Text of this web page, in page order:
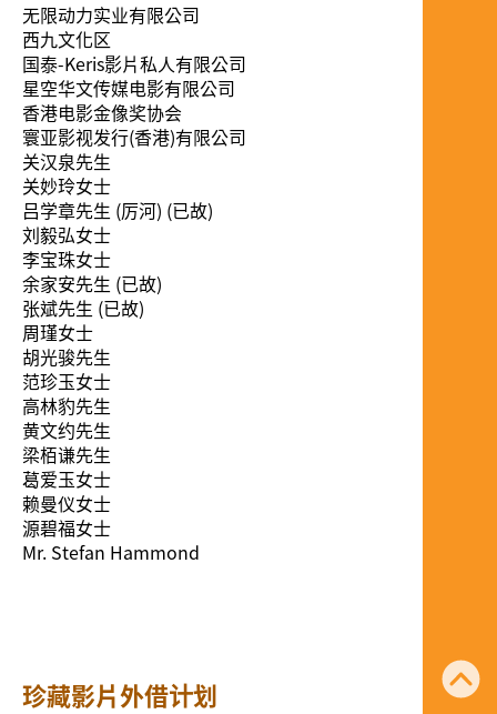
无限动力实业有限公司
西九文化区
国泰-Keris影片私人有限公司
星空华文传媒电影有限公司
香港电影金像奖协会
寰亚影视发行(香港)有限公司
关汉泉先生
关妙玲女士
吕学章先生 (厉河) (已故)
刘毅弘女士
李宝珠女士
余家安先生 (已故)
张斌先生 (已故)
周瑾女士
胡光骏先生
范珍玉女士
高林豹先生
黄文约先生
梁栢谦先生
葛爱玉女士
赖曼仪女士
源碧福女士
Mr. Stefan Hammond
珍藏影片外借计划